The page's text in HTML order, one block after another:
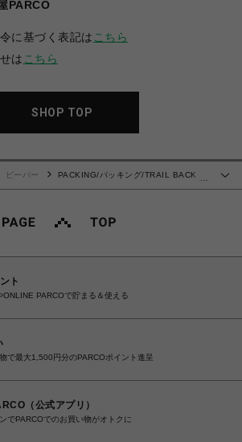
PARCO
に基づく表記は こちら
は こちら
SHOP TOP
…
ビーバー
PACKING/パッキング/TRAIL BACK
ト
ONLINE PARCOで貯まる＆使える
で最大1,500円分のPARCOポイント進呈
（公式アプリ）
でPARCOでのお買い物がオトクに